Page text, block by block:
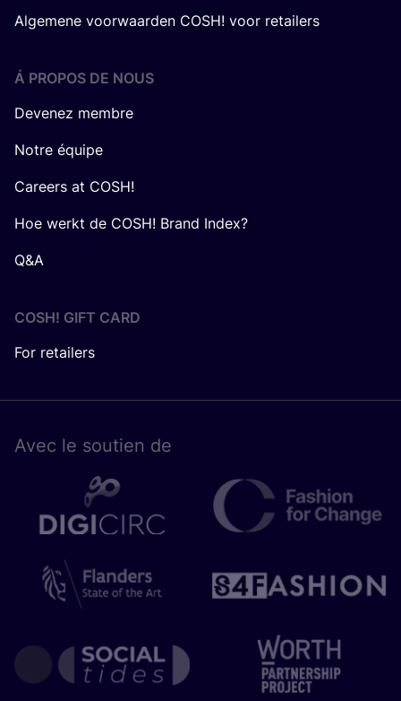
Algemene voorwaarden COSH! voor retailers
Á PROPOS DE NOUS
Devenez membre
Notre équipe
Careers at COSH!
Hoe werkt de COSH! Brand Index?
Q&A
COSH! GIFT CARD
For retailers
Avec le sou­tien de